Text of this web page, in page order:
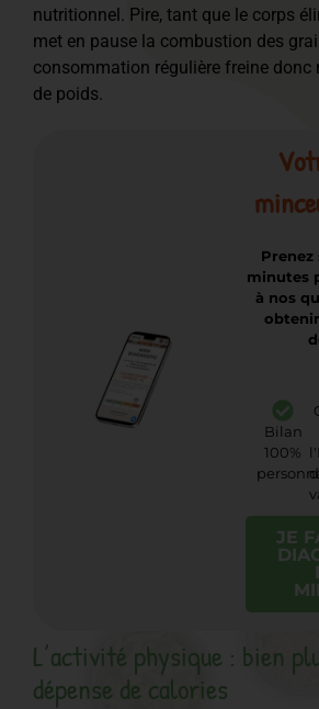
nutritionnel. Pire, tant que le corps
met en pause la combustion des
consommation régulière freine donc
de poids.
Prenez
minutes
à nos
Bilan
100%
JE
L’activité physique : bien
dépense de calories